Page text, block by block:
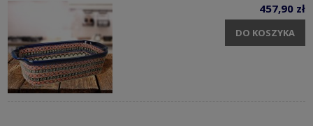
457,90 zł
DO KOSZYKA